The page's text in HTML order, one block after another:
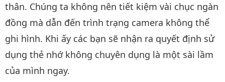
thân. Chúng ta không nên tiết kiệm vài chục ngàn
đồng mà dẫn đến trình trạng camera không thể
ghi hình. Khi ấy các bạn sẽ nhận ra quyết định sử
dụng thẻ nhớ không chuyên dụng là một sài lầm
của mình ngay.